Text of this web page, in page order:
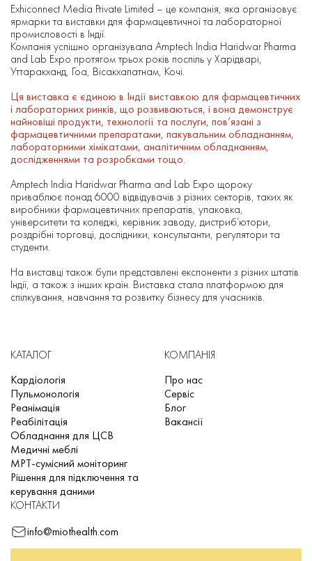
Exhiconnect Media Private Limited – це компанія, яка організовує
ярмарки та виставки для фармацевтичної та лабораторної
промисловості в Індії.
Компанія успішно організувала Amptech India Haridwar Pharma
and Lab Expo протягом трьох років поспіль у Харідварі,
Уттаракханд, Гоа, Вісакхапатнам, Кочі.
Ця виставка є єдиною в Індії виставкою для фармацевтичних
і лабораторних ринків, що розвиваються, і вона демонструє
найновіші продукти, технології та послуги, пов’язані з
фармацевтичними препаратами, пакувальним обладнанням,
лабораторними хімікатами, аналітичним обладнанням,
дослідженнями та розробками тощо.
Amptech India Haridwar Pharma and Lab Expo щороку
приваблює понад 6000 відвідувачів з різних секторів, таких як
виробники фармацевтичних препаратів, упаковка,
університети та коледжі, керівник заводу, дистриб’ютори,
роздрібні торговці, дослідники, консультанти, регулятори та
студенти.
На виставці також були представлені експоненти з різних штатів
Індії, а також з інших країн. Виставка стала платформою для
спілкування, навчання та розвитку бізнесу для учасників.
КАТАЛОГ
Кардіологія
Пульмонологія
Реанімація
Реабілітація
Обладнання для ЦСВ
Медичні меблі
МРТ-сумісний моніторинг
Рішення для підключення та
керування даними
КОМПАНІЯ
Про нас
Сервіс
Блог
Вакансії
КОНТАКТИ
info@miothealth.com